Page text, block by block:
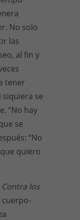
No solo
las
al fin y
tener
siquiera se
“No hay
se
“No
quiero
Contra los
cuerpo-